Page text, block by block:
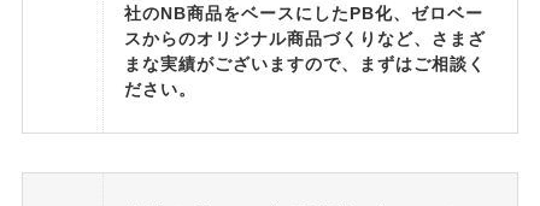
社のNB商品をベースにしたPB化、ゼロベー
スからのオリジナル商品づくりなど、さまざ
まな実績がございますので、まずはご相談く
ださい。